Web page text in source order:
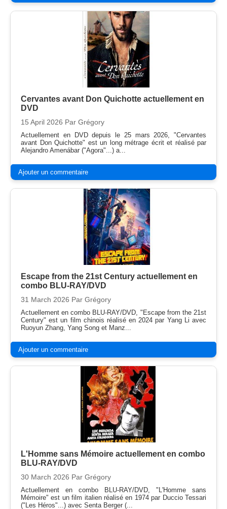
Cervantes avant Don Quichotte actuellement en
DVD
15 April 2026 Par Grégory
Actuellement en DVD depuis le 25 mars 2026, "Cervantes
avant Don Quichotte" est un long métrage écrit et réalisé par
Alejandro Amenábar ("Agora"...) a...
Ajouter un commentaire
Escape from the 21st Century actuellement en
combo BLU-RAY/DVD
31 March 2026 Par Grégory
Actuellement en combo BLU-RAY/DVD, "Escape from the 21st
Century" est un film chinois réalisé en 2024 par Yang Li avec
Ruoyun Zhang, Yang Song et Manz...
Ajouter un commentaire
L'Homme sans Mémoire actuellement en combo
BLU-RAY/DVD
30 March 2026 Par Grégory
Actuellement en combo BLU-RAY/DVD, "L'Homme sans
Mémoire" est un film italien réalisé en 1974 par Duccio Tessari
("Les Héros"...) avec Senta Berger (...